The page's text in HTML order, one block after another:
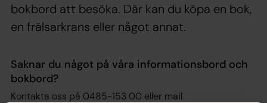
bokbord att besöka. Där kan du köpa en bok,
en frälsarkrans eller något annat.
Saknar du något på våra informationsbord och
bokbord?
Kontakta oss på 0485-153 00 eller mail